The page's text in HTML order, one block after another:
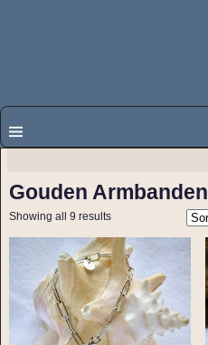
Gouden Armbanden
Showing all 9 results